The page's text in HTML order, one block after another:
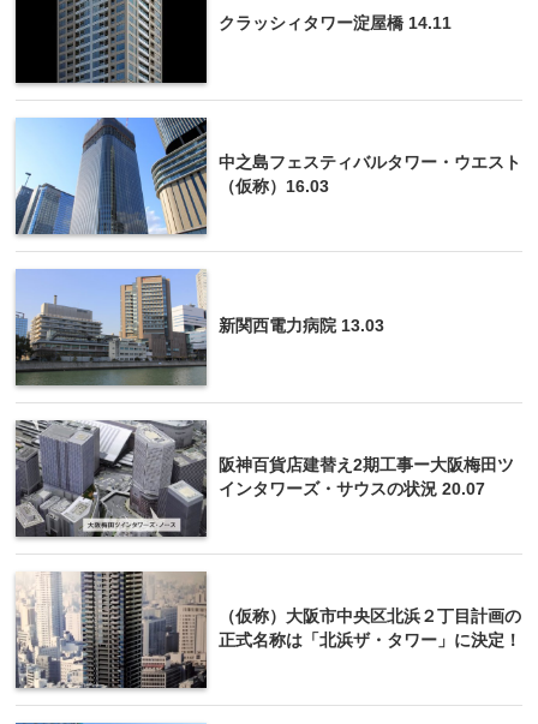
クラッシィタワー淀屋橋 14.11
中之島フェスティバルタワー・ウエスト
（仮称）16.03
新関西電力病院 13.03
阪神百貨店建替え2期工事ー大阪梅田ツ
インタワーズ・サウスの状況 20.07
（仮称）大阪市中央区北浜２丁目計画の
正式名称は「北浜ザ・タワー」に決定！